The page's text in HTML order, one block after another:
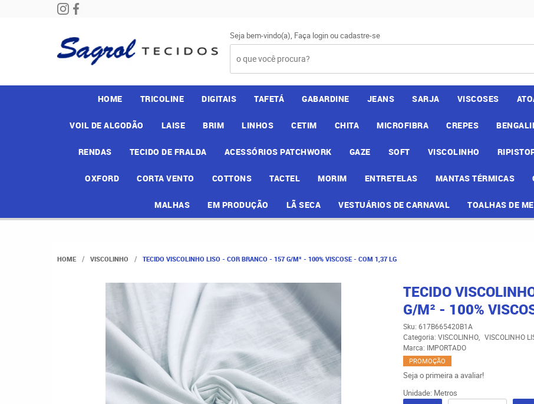
Seja bem-vindo(a), Faça loginoucadastre-se
HOME TRICOLINE DIGITAIS TAFETÁ GABARDINE JEANS SARJA VISCOSES
VOIL DE ALGODÃO LAISE BRIM LINHOS CETIM CHITA MICROFIBRA CREPES
RENDAS TECIDO DE FRALDA ACESSÓRIOS PATCHWORK GAZE SOFT VISCOLINHO
OXFORD CORTA VENTO COTTONS TACTEL MORIM ENTRETELAS MANTAS TÉRMICAS
MALHAS EM PRODUÇÃO LÃ SECA VESTUÁRIOS DE CARNAVAL TOALHAS DE
HOME VISCOLINHO TECIDO VISCOLINHO LISO - COR BRANCO - 157 G/M² - 100% VISCOSE - COM 1,37 LG
TECIDO
G/M² - 100%
Sku: 617B665420B1A
Categoria: VISCOLINHO
VISCOLINHO
Marca: IMPORTADO
PROMOÇÃO
Seja o primeira a avaliar!
Unidade: Metros